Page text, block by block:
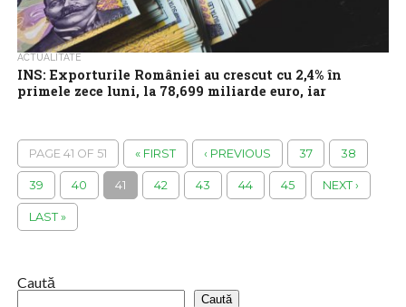
ACTUALITATE
INS: Exporturile României au crescut cu 2,4% în
primele zece luni, la 78,699 miliarde euro, iar
78,699 miliarde euro, iar importurile au scăzut cu 3,2%, la
101,892...
PAGE 41 OF 51 « FIRST ‹ PREVIOUS 37 38
39 40 41 42 43 44 45 NEXT ›
LAST »
Caută
Caută